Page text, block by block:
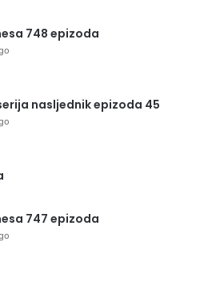
748 epizoda
nasljednik epizoda 45
747 epizoda